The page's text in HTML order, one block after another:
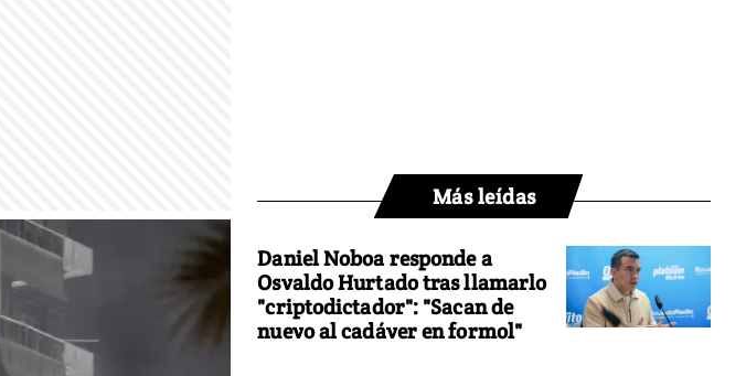
Más leídas
Daniel Noboa responde a
Osvaldo Hurtado tras llamarlo
"criptodictador": "Sacan de
nuevo al cadáver en formol"